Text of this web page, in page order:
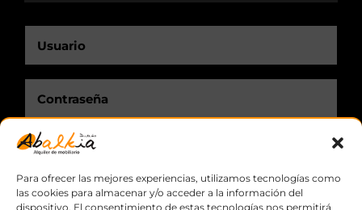
Para ofrecer las mejores experiencias, utilizamos tecnologías como
las cookies para almacenar y/o acceder a la información del
dispositivo. El consentimiento de estas tecnologías nos permitirá
Recuérdame.